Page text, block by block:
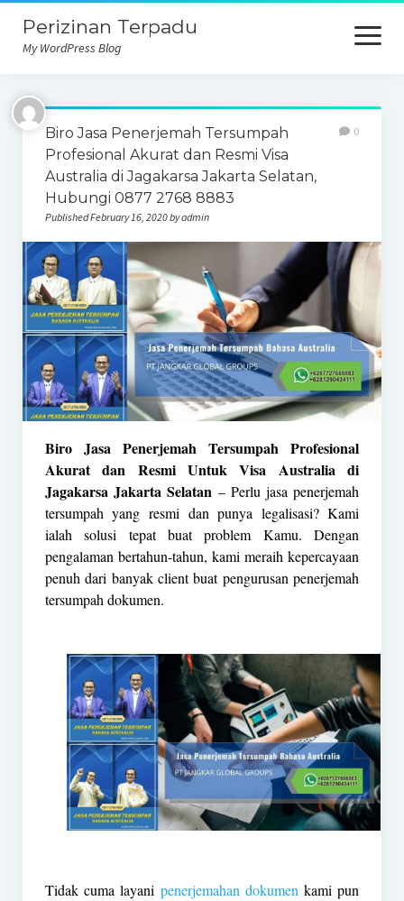
Perizinan Terpadu
My WordPress Blog
open
menu
Biro Jasa Penerjemah Tersumpah
Profesional Akurat dan Resmi Visa
Australia di Jagakarsa Jakarta Selatan,
Hubungi 0877 2768 8883
Published February 16, 2020 by admin
0
Biro Jasa Penerjemah Tersumpah Profesional
Akurat dan Resmi Untuk Visa Australia di
Jagakarsa Jakarta Selatan – Perlu jasa penerjemah
tersumpah yang resmi dan punya legalisasi? Kami
ialah solusi tepat buat problem Kamu. Dengan
pengalaman bertahun-tahun, kami meraih kepercayaan
penuh dari banyak client buat pengurusan penerjemah
tersumpah dokumen.
Tidak cuma layani penerjemahan dokumen kami pun